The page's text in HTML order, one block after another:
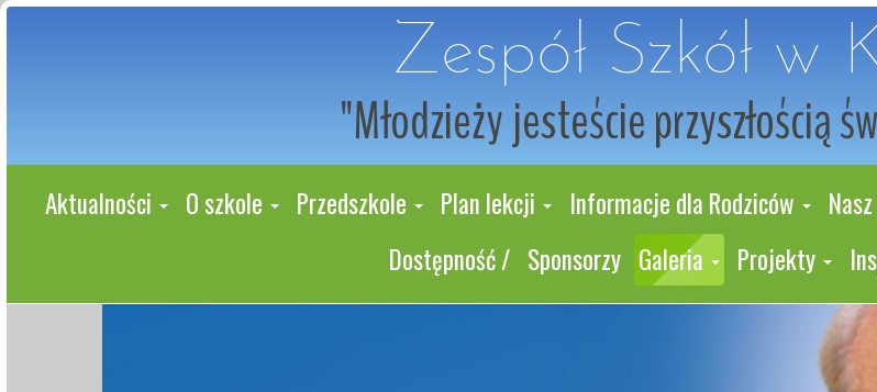
Zespół Szkół w
"Młodzieży jesteście przyszłością
Aktualności O szkole Przedszkole Plan lekcji Informacje dla Rodziców
Dostępność / Sponsorzy Galeria Projekty